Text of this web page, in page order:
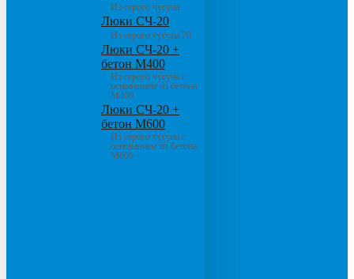
Из серого чугуна
Люки СЧ-20
Из серого чугуна 20
Люки СЧ-20 +
бетон М400
Из серого чугуна с
основанием из бетона
М400
Люки СЧ-20 +
бетон М600
Из серого чугуна с
основанием из бетона
М600